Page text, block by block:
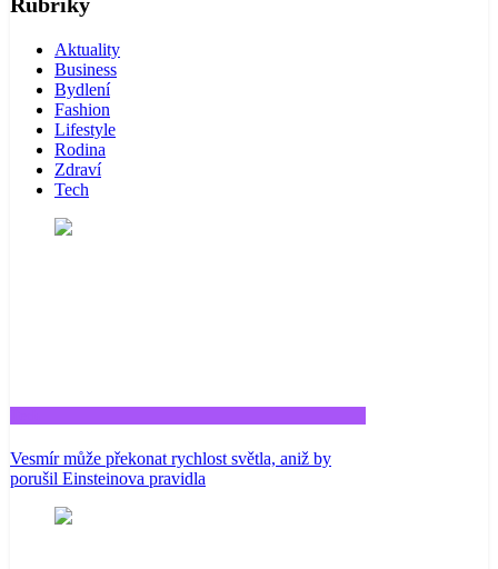
Aktuality
Business
Bydlení
Fashion
Lifestyle
Rodina
Zdraví
Tech
Vesmír může překonat rychlost světla, aniž by
porušil Einsteinova pravidla